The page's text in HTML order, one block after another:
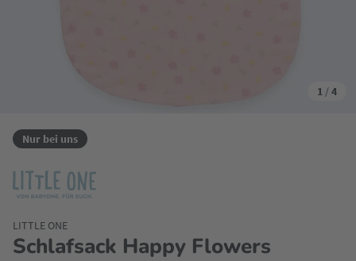
1 /4
Nur bei uns
Schlafsack Happy Flowers
LITTLE ONE